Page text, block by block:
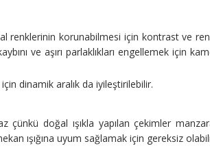
renklerinin korunabilmesi için kontrast ve
ve aşırı parlaklıkları engellemek için
dinamik aralık da iyileştirilebilir.
çünkü doğal ışıkla yapılan çekimler
ışığına uyum sağlamak için gereksiz